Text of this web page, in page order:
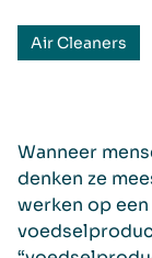
Air Cleaners
Wanneer
denken ze
werken op